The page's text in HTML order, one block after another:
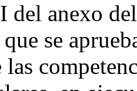
del anexo
se